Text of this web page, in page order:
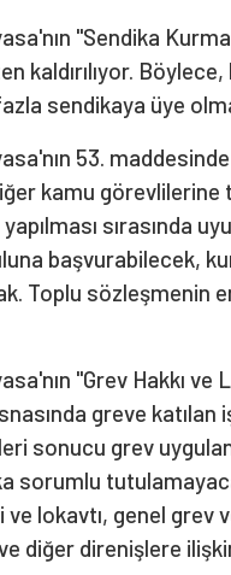
"Sendika
kaldırılıyor.
sendikaya üye
53.
kamu görevlilerine
sırasında
başvurabilecek,
Toplu sözleşmenin
"Grev Hakkı
greve
sonucu grev
sorumlu
ve lokavtı, genel
diğer direnişlere